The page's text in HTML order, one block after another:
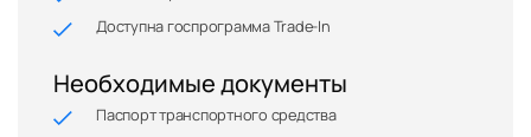
Доступна госпрограмма Trade-In
Необходимые документы
Паспорт транспортного средства